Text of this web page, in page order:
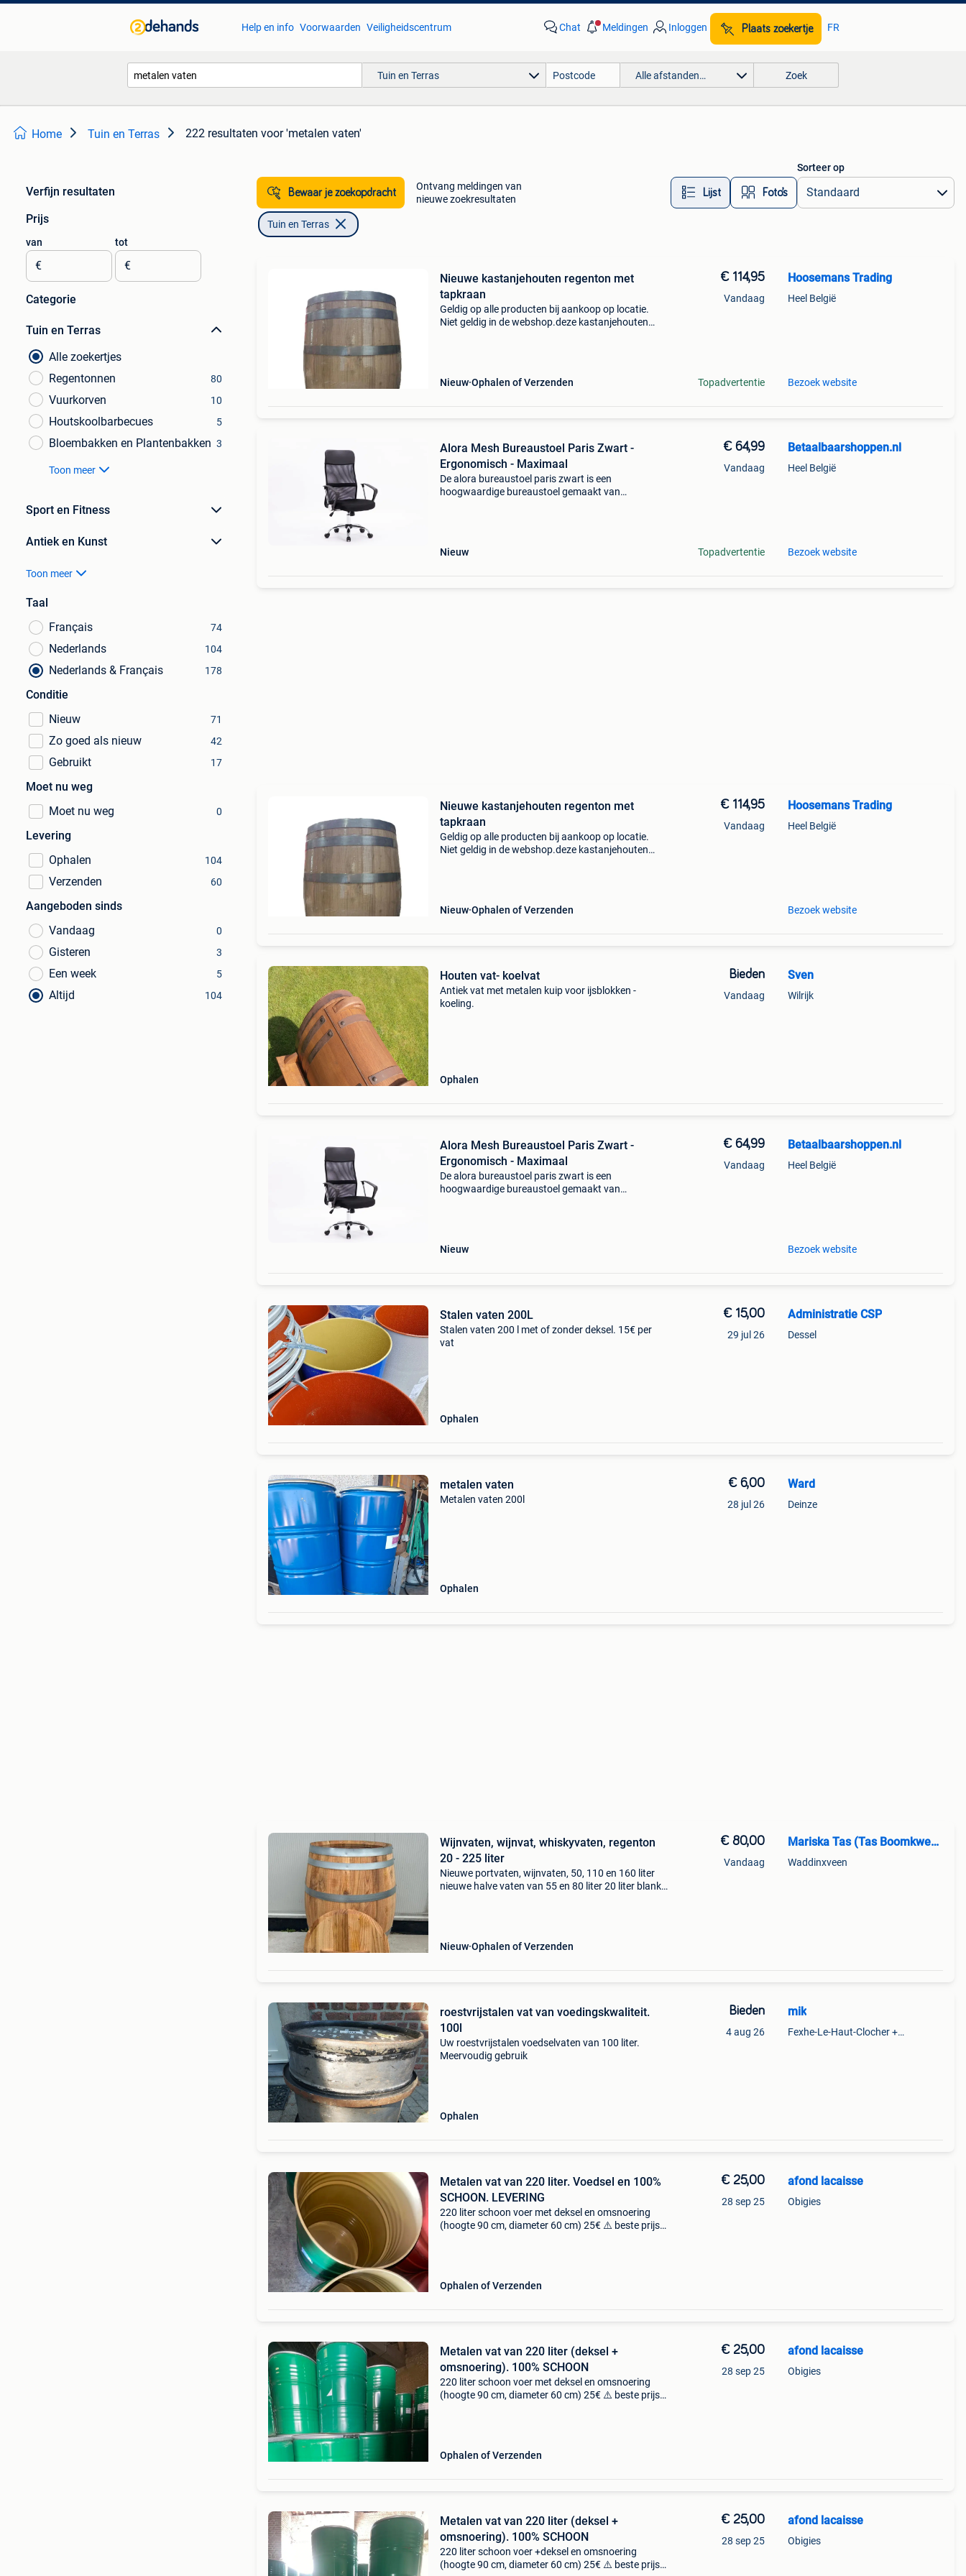
Help en info Voorwaarden Veiligheidscentrum Chat Meldingen Inloggen Plaats zoekertje FR
Tuin en Terras Alle afstanden… Zoek
Home Tuin en Terras 222 resultaten voor 'metalen vaten'
Verfijn resultaten
Prijs
van
€
tot
€
Categorie
Tuin en Terras
Alle zoekertjes
Regentonnen
80
Vuurkorven 10
Houtskoolbarbecues 5
Bloembakken en Plantenbakken 3
Toon meer
Sport en Fitness
Antiek en Kunst
Toon meer
Taal
Français
74
Nederlands 104
Nederlands & Français 178
Conditie
Nieuw
71
Zo goed als nieuw 42
Gebruikt 17
Moet nu weg
Moet nu weg
0
Levering
Ophalen
104
Verzenden 60
Aangeboden sinds
Vandaag
0
Gisteren 3
Een week 5
Altijd 104
Bewaar je zoekopdracht
Ontvang meldingen van
nieuwe zoekresultaten
Lijst Foto’s
Sorteer op
Tuin en Terras
Nieuwe kastanjehouten regenton met
tapkraan
Geldig op alle producten bij aankoop op locatie.
Niet geldig in de webshop.deze kastanjehouten
Nieuw Ophalen of Verzenden
€ 114,95
Vandaag
Topadvertentie
Hoosemans Trading
Heel België
Bezoek website
Alora Mesh Bureaustoel Paris Zwart -
Ergonomisch - Maximaal
De alora bureaustoel paris zwart is een
hoogwaardige bureaustoel gemaakt van
Nieuw
€ 64,99
Vandaag
Topadvertentie
Betaalbaarshoppen.nl
Heel België
Bezoek website
Nieuwe kastanjehouten regenton met
tapkraan
Geldig op alle producten bij aankoop op locatie.
Niet geldig in de webshop.deze kastanjehouten
Nieuw Ophalen of Verzenden
€ 114,95
Vandaag
Hoosemans Trading
Heel België
Bezoek website
Houten vat- koelvat
Antiek vat met metalen kuip voor ijsblokken -
koeling.
Ophalen
Bieden
Vandaag
Sven
Wilrijk
Alora Mesh Bureaustoel Paris Zwart -
Ergonomisch - Maximaal
De alora bureaustoel paris zwart is een
hoogwaardige bureaustoel gemaakt van
Nieuw
€ 64,99
Vandaag
Betaalbaarshoppen.nl
Heel België
Bezoek website
Stalen vaten 200L
Stalen vaten 200 l met of zonder deksel. 15€ per
vat
Ophalen
€ 15,00
29 jul 26
Administratie CSP
Dessel
metalen vaten
Metalen vaten 200l
Ophalen
€ 6,00
28 jul 26
Ward
Deinze
Wijnvaten, wijnvat, whiskyvaten, regenton
20 - 225 liter
Nieuwe portvaten, wijnvaten, 50, 110 en 160 liter
nieuwe halve vaten van 55 en 80 liter 20 liter blank
Nieuw Ophalen of Verzenden
€ 80,00
Vandaag
Mariska Tas (Tas Boomkwekerij.nl)
Waddinxveen
roestvrijstalen vat van voedingskwaliteit.
100l
Uw roestvrijstalen voedselvaten van 100 liter.
Meervoudig gebruik
Ophalen
Bieden
4 aug 26
mik
Fexhe-Le-Haut-Clocher + Partie De Momalle
Metalen vat van 220 liter. Voedsel en 100%
SCHOON. LEVERING
220 liter schoon voer met deksel en omsnoering
(hoogte 90 cm, diameter 60 cm) 25€ ⚠️ beste prijs
Ophalen of Verzenden
€ 25,00
28 sep 25
afond lacaisse
Obigies
Metalen vat van 220 liter (deksel +
omsnoering). 100% SCHOON
220 liter schoon voer met deksel en omsnoering
(hoogte 90 cm, diameter 60 cm) 25€ ⚠️ beste prijs
Ophalen of Verzenden
€ 25,00
28 sep 25
afond lacaisse
Obigies
Metalen vat van 220 liter (deksel +
omsnoering). 100% SCHOON
220 liter schoon voer +deksel en omsnoering
(hoogte 90 cm, diameter 60 cm) 25€ ⚠️ beste prijs
€ 25,00
28 sep 25
afond lacaisse
Obigies